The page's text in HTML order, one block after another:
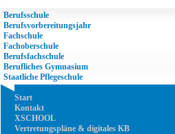
Berufsschule
Berufsvorbereitungsjahr
Fachschule
Fachoberschule
Berufsfachschule
Berufliches Gymnasium
Staatliche Pflegeschule
Start
Kontakt
XSCHOOL
Vertretungspläne & digitales KB